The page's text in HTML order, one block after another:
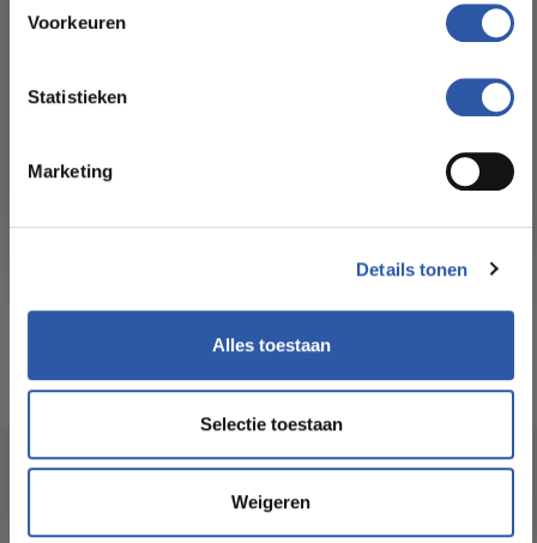
Voorkeuren
Statistieken
Marketing
Details tonen
Alles toestaan
Selectie toestaan
Weigeren
3 -5 werkdagen
Garantie: 15 jaar
Socialmedia
betaalbare prijzen. Profiteer van een zorgeloze installatie